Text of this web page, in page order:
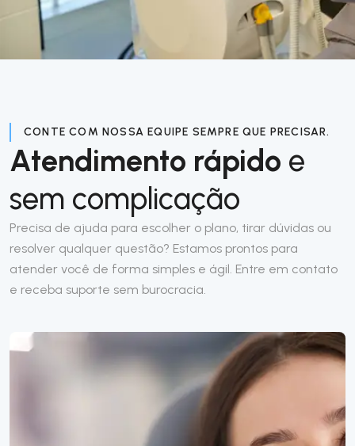
CONTE COM NOSSA EQUIPE SEMPRE QUE PRECISAR.
Atendimento rápido e
sem complicação
Precisa de ajuda para escolher o plano, tirar dúvidas ou
resolver qualquer questão? Estamos prontos para
atender você de forma simples e ágil. Entre em contato
e receba suporte sem burocracia.